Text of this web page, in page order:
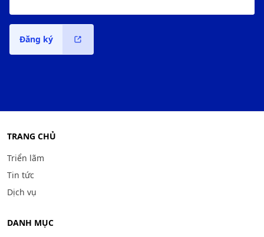
Đăng ký
TRANG CHỦ
Triển lãm
Tin tức
Dịch vụ
DANH MỤC